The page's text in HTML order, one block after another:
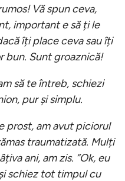
Vă spun ceva,
important e să ți le
îți place ceva sau îți
bun. Sunt groaznică!
să te întreb, schiezi
pur și simplu.
prost, am avut piciorul
traumatizată. Mulți
ani, am zis. ”Ok, eu
schiez tot timpul cu